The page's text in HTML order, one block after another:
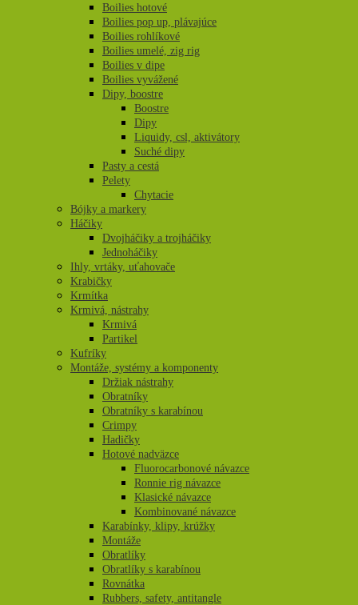
Boilies hotové
Boilies pop up, plávajúce
Boilies rohlíkové
Boilies umelé, zig rig
Boilies v dipe
Boilies vyvážené
Dipy, boostre
Boostre
Dipy
Liquidy, csl, aktivátory
Suché dipy
Pasty a cestá
Pelety
Chytacie
Bójky a markery
Háčiky
Dvojháčiky a trojháčiky
Jednoháčiky
Ihly, vrtáky, uťahovače
Krabičky
Krmítka
Krmivá, nástrahy
Krmivá
Partikel
Kufríky
Montáže, systémy a komponenty
Držiak nástrahy
Obratníky
Obratníky s karabínou
Crimpy
Hadičky
Hotové nadväzce
Fluorocarbonové návazce
Ronnie rig návazce
Klasické návazce
Kombinované návazce
Karabínky, klipy, krúžky
Montáže
Obratlíky
Obratlíky s karabínou
Rovnátka
Rubbers, safety, antitangle